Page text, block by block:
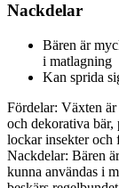
Nackdelar
Bären är
i matlagning
Kan sprida
Fördelar: Växten
och dekorativa bär,
lockar insekter och
Nackdelar: Bären
kunna användas i